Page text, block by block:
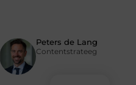
Peters de Lang
Contentstrateeg